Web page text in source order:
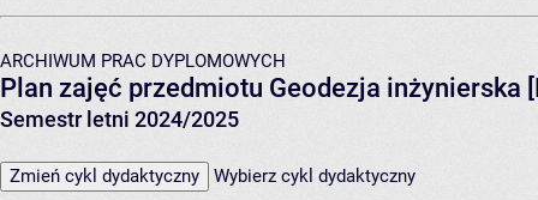
ARCHIWUM PRAC DYPLOMOWYCH
Plan zajęć przedmiotu Geodezja inżynierska
Semestr letni 2024/2025
Zmień cykl dydaktyczny Wybierz cykl dydaktyczny